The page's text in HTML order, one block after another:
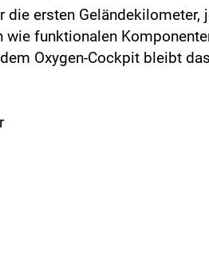
ersten Geländekilometer,
wie funktionalen
Oxygen-Cockpit bleibt